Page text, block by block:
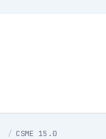
/ CSME 15.0